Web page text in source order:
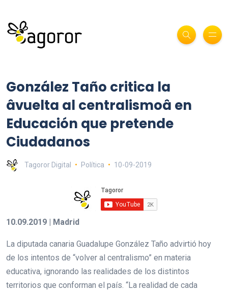
González Taño critica la
âvuelta al centralismoâ en
Educación que pretende
Ciudadanos
Tagoror Digital Política 10-09-2019
10.09.2019 | Madrid
La diputada canaria Guadalupe González Taño advirtió hoy
de los intentos de “volver al centralismo” en materia
educativa, ignorando las realidades de los distintos
territorios que conforman el país. “La realidad de cada